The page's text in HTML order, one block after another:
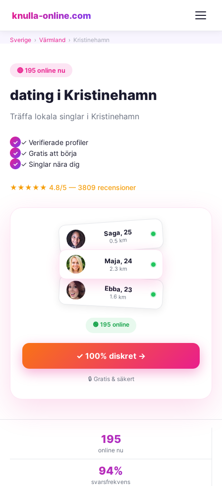
knulla-online.com
Sverige › Värmland › Kristinehamn
🔴 195 online nu
dating i Kristinehamn
Träffa lokala singlar i Kristinehamn
✓ Verifierade profiler
✓ Gratis att börja
✓ Singlar nära dig
★★★★★ 4.8/5 — 3809 recensioner
Saga, 25
0.5 km
Maja, 24
2.3 km
Ebba, 23
1.6 km
🟢 195 online
✓ 100% diskret →
🔒 Gratis & säkert
195
online nu
94%
svarsfrekvens